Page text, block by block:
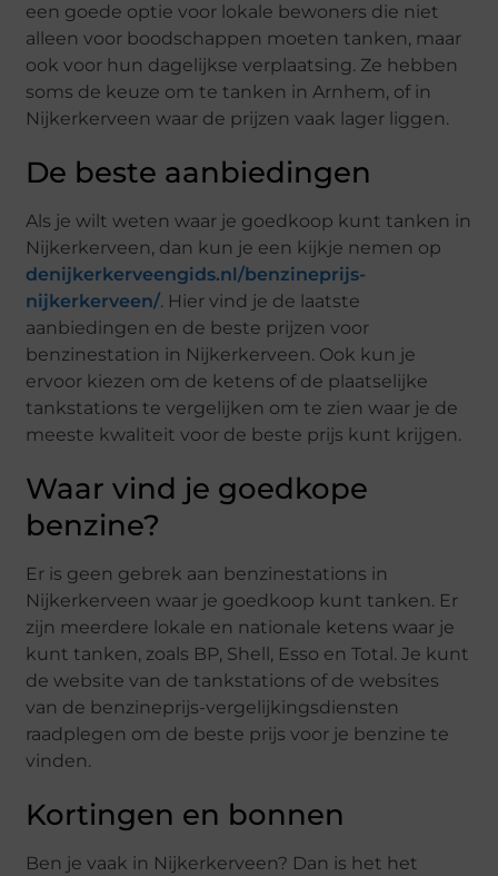
een goede optie voor lokale bewoners die niet
alleen voor boodschappen moeten tanken, maar
ook voor hun dagelijkse verplaatsing. Ze hebben
soms de keuze om te tanken in Arnhem, of in
Nijkerkerveen waar de prijzen vaak lager liggen.
De beste aanbiedingen
Als je wilt weten waar je goedkoop kunt tanken in
Nijkerkerveen, dan kun je een kijkje nemen op
denijkerkerveengids.nl/benzineprijs-
nijkerkerveen/. Hier vind je de laatste
aanbiedingen en de beste prijzen voor
benzinestation in Nijkerkerveen. Ook kun je
ervoor kiezen om de ketens of de plaatselijke
tankstations te vergelijken om te zien waar je de
meeste kwaliteit voor de beste prijs kunt krijgen.
Waar vind je goedkope
benzine?
Er is geen gebrek aan benzinestations in
Nijkerkerveen waar je goedkoop kunt tanken. Er
zijn meerdere lokale en nationale ketens waar je
kunt tanken, zoals BP, Shell, Esso en Total. Je kunt
de website van de tankstations of de websites
van de benzineprijs-vergelijkingsdiensten
raadplegen om de beste prijs voor je benzine te
vinden.
Kortingen en bonnen
Ben je vaak in Nijkerkerveen? Dan is het het